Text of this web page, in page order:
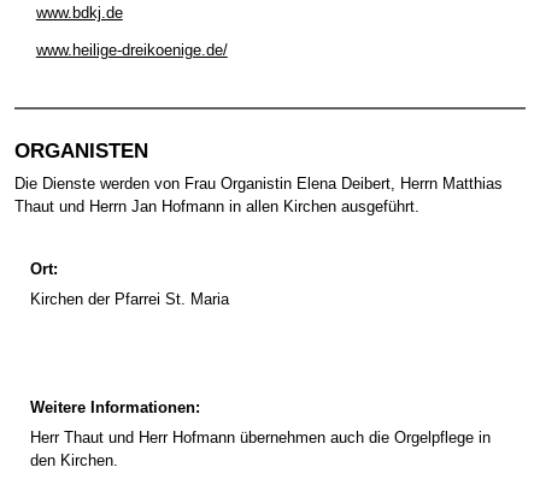
www.bdkj.de
www.heilige-dreikoenige.de/
ORGANISTEN
Die Dienste werden von Frau Organistin Elena Deibert, Herrn Matthias
Thaut und Herrn Jan Hofmann in allen Kirchen ausgeführt.
Ort:
Kirchen der Pfarrei St. Maria
Weitere Informationen:
Herr Thaut und Herr Hofmann übernehmen auch die Orgelpflege in
den Kirchen.